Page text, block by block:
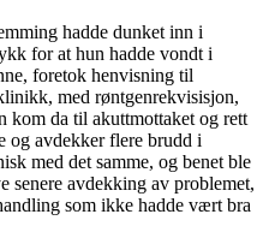
hadde dunket inn i
for at hun hadde vondt i
foretok henvisning til
med røntgenrekvisisjon,
kom da til akuttmottaket og rett
og avdekker flere brudd i
med det samme, og benet ble
senere avdekking av problemet,
som ikke hadde vært bra